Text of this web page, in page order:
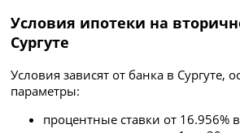
Условия ипотеки на
Сургуте
Условия зависят от банка в Сургуте,
параметры:
процентные ставки от 16.956%